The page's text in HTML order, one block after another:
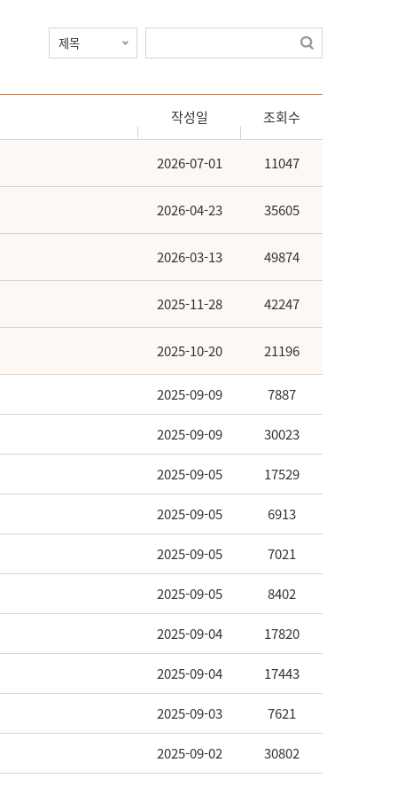
작성일 조회수
2026-07-01 11047
2026-04-23 35605
2026-03-13 49874
2025-11-28 42247
2025-10-20 21196
2025-09-09 7887
2025-09-09 30023
2025-09-05 17529
2025-09-05 6913
2025-09-05 7021
2025-09-05 8402
2025-09-04 17820
2025-09-04 17443
2025-09-03 7621
2025-09-02 30802